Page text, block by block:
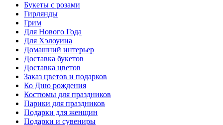
Букеты с розами
Гирлянды
Грим
Для Нового Года
Для Хэлоуина
Домашний интерьер
Доставка букетов
Доставка цветов
Заказ цветов и подарков
Ко Дню рождения
Костюмы для праздников
Парики для праздников
Подарки для женщин
Подарки и сувениры